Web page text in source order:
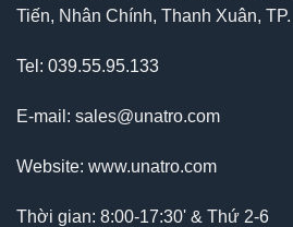
Tiến, Nhân Chính, Thanh Xuân,
Tel: 039.55.95.133
E-mail: sales@unatro.com
Website: www.unatro.com
Thời gian: 8:00-17:30' & Thứ 2-6